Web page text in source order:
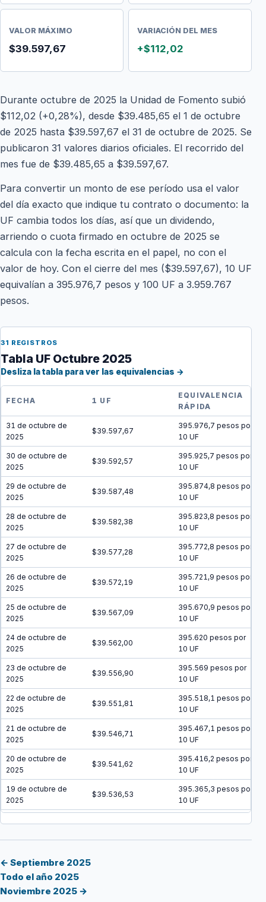
VALOR MÁXIMO
$39.597,67
VARIACIÓN DEL MES
+$112,02
Durante octubre de 2025 la Unidad de Fomento subió
$112,02 (+0,28%), desde $39.485,65 el 1 de octubre
de 2025 hasta $39.597,67 el 31 de octubre de 2025. Se
publicaron 31 valores diarios oficiales. El recorrido del
mes fue de $39.485,65 a $39.597,67.
Para convertir un monto de ese período usa el valor
del día exacto que indique tu contrato o documento: la
UF cambia todos los días, así que un dividendo,
arriendo o cuota firmado en octubre de 2025 se
calcula con la fecha escrita en el papel, no con el
valor de hoy. Con el cierre del mes ($39.597,67), 10 UF
equivalían a 395.976,7 pesos y 100 UF a 3.959.767
pesos.
31 REGISTROS
Tabla UF Octubre 2025
Desliza la tabla para ver las equivalencias →
FECHA 1 UF
EQUIVALENCIA
RÁPIDA
31 de octubre de
2025
$39.597,67
395.976,7 pesos por
10 UF
30 de octubre de
2025
$39.592,57
395.925,7 pesos por
10 UF
29 de octubre de
2025
$39.587,48
395.874,8 pesos por
10 UF
28 de octubre de
2025
$39.582,38
395.823,8 pesos por
10 UF
27 de octubre de
2025
$39.577,28
395.772,8 pesos por
10 UF
26 de octubre de
2025
$39.572,19
395.721,9 pesos por
10 UF
25 de octubre de
2025
$39.567,09
395.670,9 pesos por
10 UF
24 de octubre de
2025
$39.562,00
395.620 pesos por
10 UF
23 de octubre de
2025
$39.556,90
395.569 pesos por
10 UF
22 de octubre de
2025
$39.551,81
395.518,1 pesos por
10 UF
21 de octubre de
2025
$39.546,71
395.467,1 pesos por
10 UF
20 de octubre de
2025
$39.541,62
395.416,2 pesos por
10 UF
19 de octubre de
2025
$39.536,53
395.365,3 pesos por
10 UF
$39.531,44
2025
16 de octubre de
2025
← Septiembre 2025
Todo el año 2025
Noviembre 2025 →